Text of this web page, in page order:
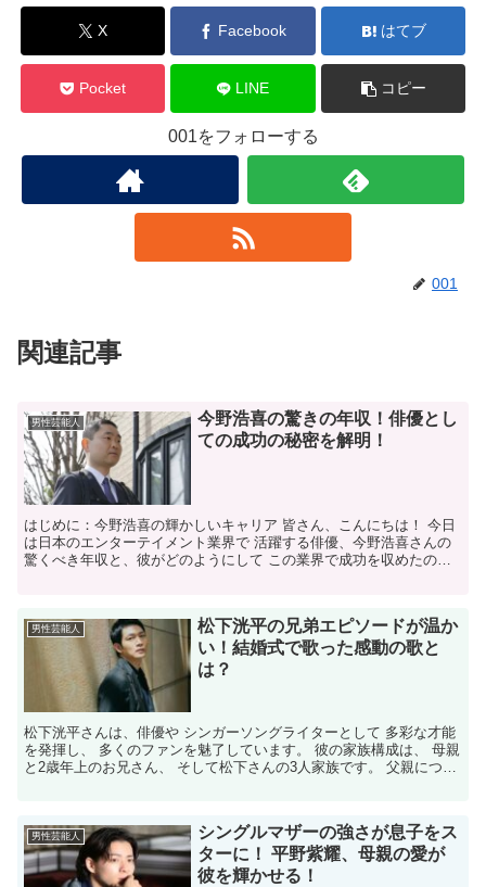
X Facebook はてブ
Pocket LINE コピー
001をフォローする
001
関連記事
男性芸能人
今野浩喜の驚きの年収！俳優とし
ての成功の秘密を解明！
はじめに：今野浩喜の輝かしいキャリア 皆さん、こんにちは！ 今日
は日本のエンターテイメント業界で 活躍する俳優、今野浩喜さんの
驚くべき年収と、彼がどのようにして この業界で成功を収めたのか
男性芸能人
松下洸平の兄弟エピソードが温か
い！結婚式で歌った感動の歌と
は？
松下洸平さんは、俳優や シンガーソングライターとして 多彩な才能
を発揮し、 多くのファンを魅了しています。 彼の家族構成は、 母親
と2歳年上のお兄さん、 そして松下さんの3人家族です。 父親につい
男性芸能人
シングルマザーの強さが息子をス
ターに！ 平野紫耀、母親の愛が
彼を輝かせる！